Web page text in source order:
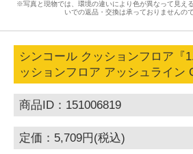
※写真と現物では、環境の違いにより色が異なって見え
いでの返品・交換は承っておりませんの
シンコール クッションフロア『
ッションフロア アッシュライン
商品ID：151006819
定価：5,709円(税込)